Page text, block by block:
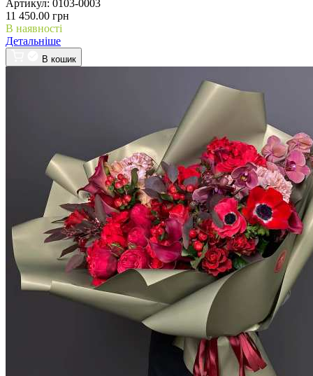
Артикул: 0103-0003
11 450.00 грн
В наявності
Детальніше
В кошик